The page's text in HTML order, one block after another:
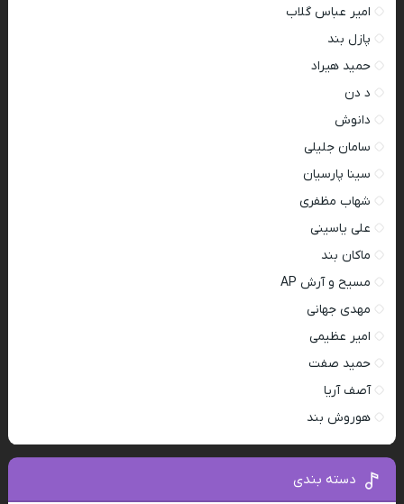
امیر عباس گلاب
پازل بند
حمید هیراد
د دن
دانوش
سامان جلیلی
سینا پارسیان
شهاب مظفری
علی یاسینی
ماکان بند
مسیح و آرش AP
مهدی جهانی
امیر عظیمی
حمید صفت
آصف آریا
هوروش بند
دسته بندی